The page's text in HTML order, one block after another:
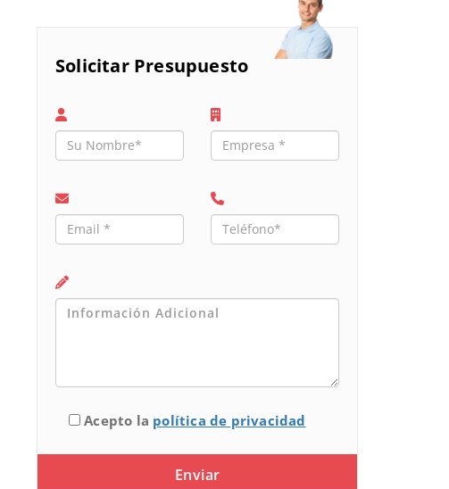
Solicitar Presupuesto
Acepto la política de privacidad